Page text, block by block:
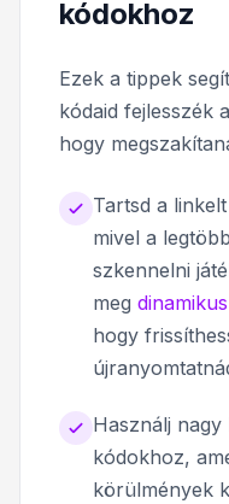
kódokhoz
Ezek a tippek
kódaid fejlesszék
hogy
Tartsd a
mivel a
szkennelni
meg
hogy
Használj
kódokhoz,
körülmények